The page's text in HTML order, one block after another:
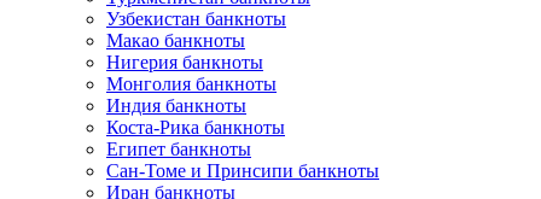
Узбекистан банкноты
Макао банкноты
Нигерия банкноты
Монголия банкноты
Индия банкноты
Коста-Рика банкноты
Египет банкноты
Сан-Томе и Принсипи банкноты
Иран банкноты